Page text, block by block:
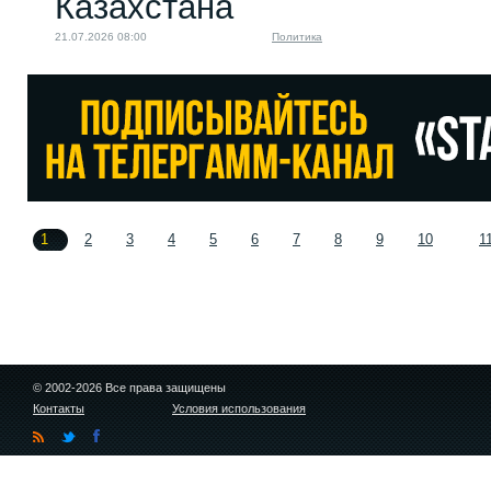
21.07.2026 08:00 Политика
1 2 3 4 5 6 7 8 9 10
© 2002-2026 Все права защищены
Контакты
Условия использования